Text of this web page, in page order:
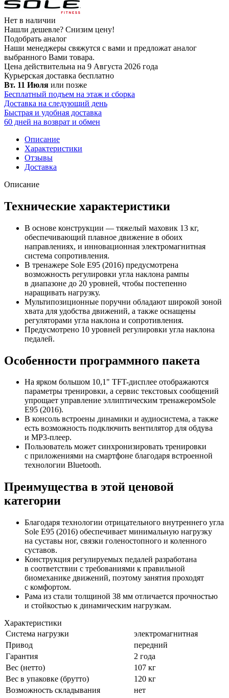
Нет в наличии
Нашли дешевле? Снизим цену!
Подобрать аналог
Наши менеджеры свяжутся с вами и предложат аналог
выбранного Вами товара.
Цена действительна на 9 Августа 2026 года
Курьерская доставка бесплатно
Вт. 11 Июля или позже
Бесплатный подъем на этаж и сборка
Доставка на следующий день
Быстрая и удобная доставка
60 дней на возврат и обмен
Описание
Характеристики
Отзывы
Доставка
Описание
Технические характеристики
В основе конструкции — тяжелый маховик 13 кг,
обеспечивающий плавное движение в обоих
направлениях, и инновационная электромагнитная
система сопротивления.
В тренажере Sole E95 (2016) предусмотрена
возможность регулировки угла наклона рампы
в диапазоне до 20 уровней, чтобы постепенно
наращивать нагрузку.
Мультипозиционные поручни обладают широкой зоной
хвата для удобства движений, а также оснащены
регуляторами угла наклона и сопротивления.
Предусмотрено 10 уровней регулировки угла наклона
педалей.
Особенности программного пакета
На ярком большом 10,1" TFT-дисплее отображаются
параметры тренировки, а сервис текстовых сообщений
упрощает управление эллиптическим тренажеромSole
E95 (2016).
В консоль встроены динамики и аудиосистема, а также
есть возможность подключить вентилятор для обдува
и МР3-плеер.
Пользователь может синхронизировать тренировки
с приложениями на смартфоне благодаря встроенной
технологии Bluetooth.
Преимущества в этой ценовой
категории
Благодаря технологии отрицательного внутреннего угла
Sole E95 (2016) обеспечивает минимальную нагрузку
на суставы ног, связки голеностопного и коленного
суставов.
Конструкция регулируемых педалей разработана
в соответствии с требованиями к правильной
биомеханике движений, поэтому занятия проходят
с комфортом.
Рама из стали толщиной 38 мм отличается прочностью
и стойкостью к динамическим нагрузкам.
Характеристики
Система нагрузки
электромагнитная
Привод
передний
Гарантия
2 года
Вес (нетто)
107 кг
Вес в упаковке (брутто)
120 кг
Возможность складывания
нет